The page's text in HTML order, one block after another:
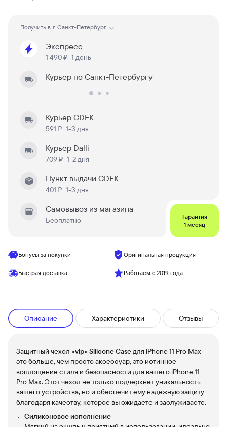
Получить в г. Санкт-Петербург
Экспресс
1 490 ₽ 1 день
Курьер по Санкт-Петербургу
Курьер CDEK
591 ₽ 1-3 дня
Курьер Dalli
709 ₽ 1-2 дня
Пункт выдачи CDEK
401 ₽ 1-3 дня
Самовывоз из магазина
Бесплатно
Гарантия
1 месяц
Бонусы за покупки Оригинальная продукция
Быстрая доставка Работаем с 2019 года
Описание Характеристики Отзывы
Защитный чехол «vlp» Silicone Сaseдля iPhone 11 Pro Max —
это больше, чем просто аксессуар, это истинное
воплощение стиля и безопасности для вашего iPhone 11
Pro Max. Этот чехол не только подчеркнёт уникальность
вашего устройства, но и обеспечит ему надежную защиту
благодаря качеству, которое вы ожидаете и заслуживаете.
Силиконовое исполнение